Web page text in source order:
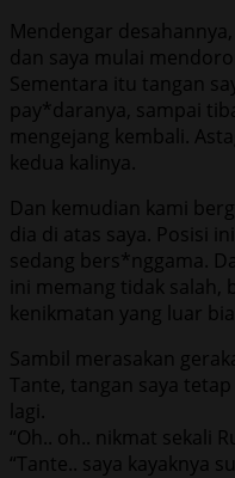
Mendengar
dan saya mulai
Sementara itu tangan
pay*daranya, sampai
mengejang kembali.
kedua kalinya.
Dan kemudian kami
dia di atas saya. Posisi
sedang bers*nggama.
ini memang tidak salah,
kenikmatan yang luar
Sambil merasakan
Tante, tangan saya
lagi.
“Oh.. oh.. nikmat sekali
“Tante.. saya kayaknya